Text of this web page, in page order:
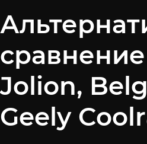
Jolion,
Geely